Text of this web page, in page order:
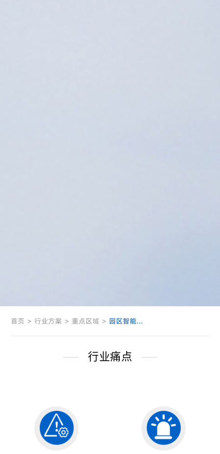
首页 > 行业方案 > 重点区域 > 园区智能管理解决方案
行业痛点